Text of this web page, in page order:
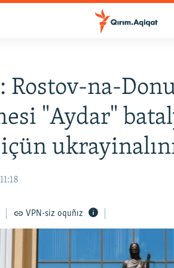
Rostov-na-
"Aydar"
VPN-siz oquñız